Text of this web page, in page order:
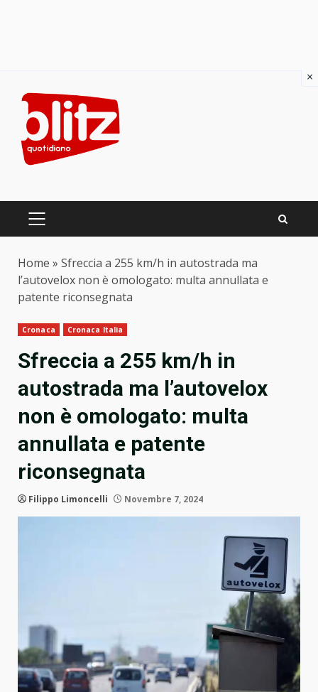
content
PRIMARY
Home » Sfreccia a 255 km/h in autostrada ma
l’autovelox non è omologato: multa annullata e
patente riconsegnata
Cronaca Cronaca Italia
Sfreccia a 255 km/h in
autostrada ma l’autovelox
non è omologato: multa
annullata e patente
riconsegnata
Filippo Limoncelli Novembre 7, 2024
×